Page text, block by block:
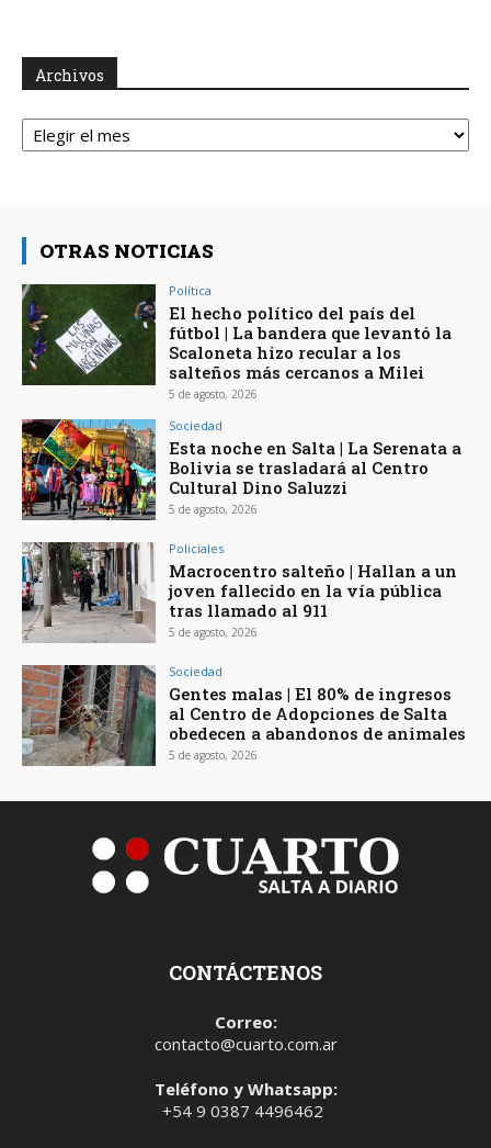
Archivos
Archivos
OTRAS NOTICIAS
Política
El hecho político del país del
fútbol | La bandera que levantó la
Scaloneta hizo recular a los
salteños más cercanos a Milei
5 de agosto, 2026
Sociedad
Esta noche en Salta | La Serenata a
Bolivia se trasladará al Centro
Cultural Dino Saluzzi
5 de agosto, 2026
Policiales
Macrocentro salteño | Hallan a un
joven fallecido en la vía pública
tras llamado al 911
5 de agosto, 2026
Sociedad
Gentes malas | El 80% de ingresos
al Centro de Adopciones de Salta
obedecen a abandonos de animales
5 de agosto, 2026
CONTÁCTENOS
Correo:
contacto@cuarto.com.ar
Teléfono y Whatsapp:
+54 9 0387 4496462